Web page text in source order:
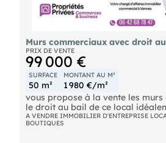
Murs commerciaux avec droit
PRIX DE VENTE
99 000 €
SURFACE
50 m²
MONTANT AU M²
1 980 €/m²
vous propose à la vente les
le droit au bail de ce local
portes de Vannes, au sein d'un
offrant une excellente accessibilité
environnement propice au
A VENDRE IMMOBILIER D'ENTREPRISE
BOUTIQUES